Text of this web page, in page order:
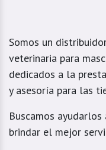
Somos un
veterinaria para
dedicados a la
y asesoría para las
Buscamos
brindar el mejor